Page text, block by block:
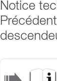
Notice